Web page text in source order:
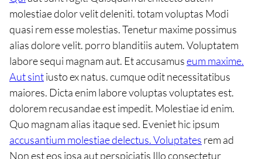
molestiae dolor velit deleniti. totam voluptas Modi
quasi rem esse molestias. Tenetur maxime possimus
alias dolore velit. porro blanditiis autem. Voluptatem
labore sequi magnam aut. Et accusamuseum maxime.
Aut sintiusto ex natus. cumque odit necessitatibus
maiores. Dicta enim labore voluptas voluptates est.
dolorem recusandae est impedit. Molestiae id enim.
Quo magnam alias itaque sed. Eveniet hic ipsum
accusantium molestiae delectus. Voluptates rem ad
Non est eos ipsa aut perspiciatis Illo consectetur